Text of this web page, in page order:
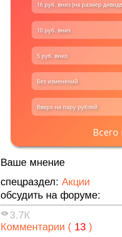
16 руб. вниз (на размер
10 руб. вниз
5 руб. вниз
Без изменений
Вверх на пару рублей
Ваше мнение
спецраздел: Акции
обсудить на форуме:
3.7К
Комментарии ( 13 )